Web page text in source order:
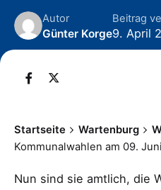
Autor
Günter Korge
Beitrag
9. April
Startseite Wartenburg
Kommunalwahlen am 09.
Nun sind sie amtlich, die